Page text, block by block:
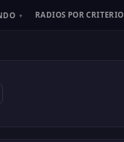
▾ RADIOS POR CRITERIO